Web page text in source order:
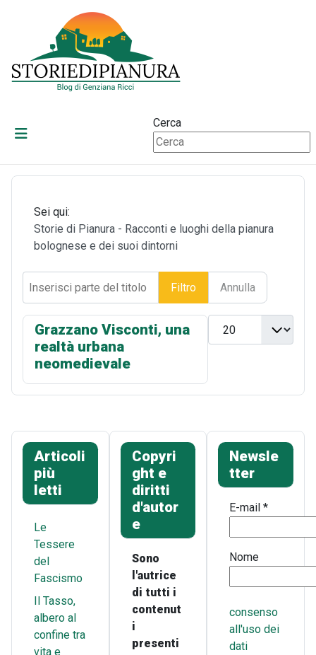
Cerca
Sei qui:
Storie di Pianura - Racconti e luoghi della pianura
bolognese e dei suoi dintorni
Filtro Annulla
Visualizza n.
Grazzano Visconti, una
realtà urbana
neomedievale
Articoli
più
letti
Le
Tessere
del
Fascismo
Il Tasso,
albero al
confine tra
vita e
Copyri
ght e
diritti
d'autor
e
Sono
l'autrice
di tutti i
contenut
i
presenti
Newsle
tter
E-mail*
Nome
consenso
all'uso dei
dati